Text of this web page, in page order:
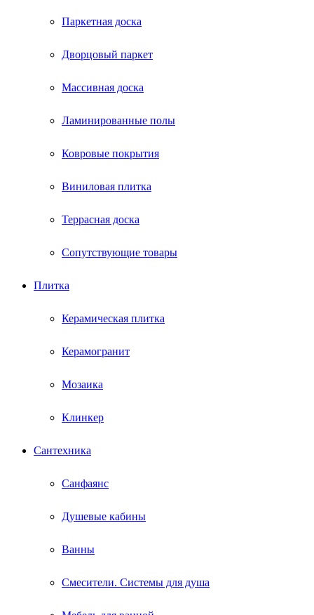
Паркетная доска
Дворцовый паркет
Массивная доска
Ламинированные полы
Ковровые покрытия
Виниловая плитка
Террасная доска
Сопутствующие товары
Плитка
Керамическая плитка
Керамогранит
Мозаика
Клинкер
Сантехника
Санфаянс
Душевые кабины
Ванны
Смесители. Системы для душа